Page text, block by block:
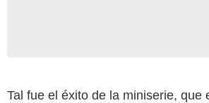
Tal fue el éxito de la miniserie, que